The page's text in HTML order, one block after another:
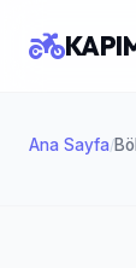
Ana Sayfa/